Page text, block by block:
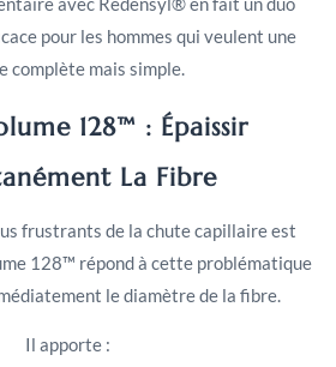
pour les hommes qui veulent une
complète mais simple.
128™ : Épaissir
La Fibre
frustrants de la chute capillaire est
128™ répond à cette problématique
le diamètre de la fibre.
Il apporte :